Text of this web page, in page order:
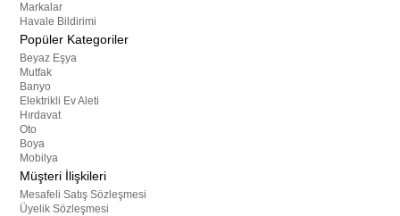
Markalar
Havale Bildirimi
Popüler Kategoriler
Beyaz Eşya
Mutfak
Banyo
Elektrikli Ev Aleti
Hırdavat
Oto
Boya
Mobilya
Müşteri İlişkileri
Mesafeli Satış Sözleşmesi
Üyelik Sözleşmesi